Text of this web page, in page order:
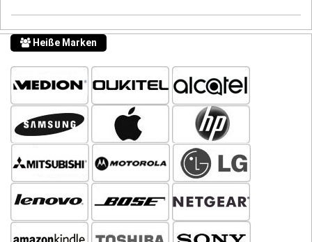
Heiße Marken